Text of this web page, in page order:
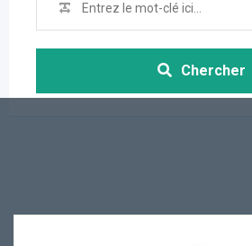
Chercher